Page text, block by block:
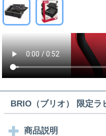
BRIO（ブリオ） 限定ラ
商品説明